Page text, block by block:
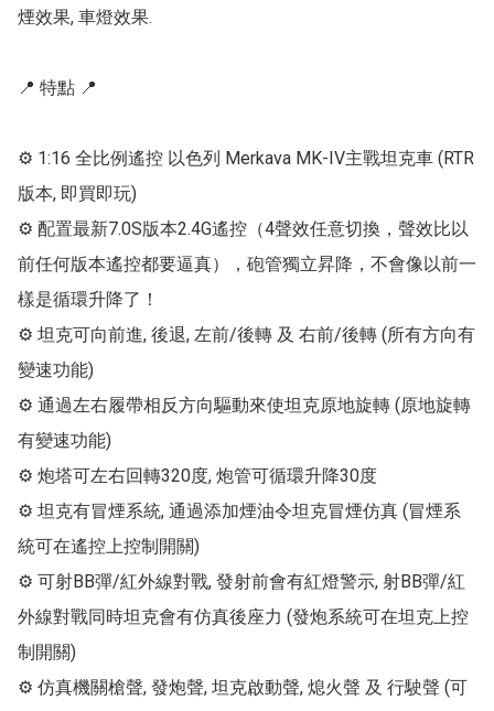
煙效果, 車燈效果.
📍 特點 📍
⚙ 1:16 全比例遙控 以色列 Merkava MK-IV主戰坦克車 (RTR
版本, 即買即玩)
⚙ 配置最新7.0S版本2.4G遙控（4聲效任意切換，聲效比以
前任何版本遙控都要逼真），砲管獨立昇降，不會像以前一
樣是循環升降了！
⚙ 坦克可向前進, 後退, 左前/後轉 及 右前/後轉 (所有方向有
變速功能)
⚙ 通過左右履帶相反方向驅動來使坦克原地旋轉 (原地旋轉
有變速功能)
⚙ 炮塔可左右回轉320度, 炮管可循環升降30度
⚙ 坦克有冒煙系統, 通過添加煙油令坦克冒煙仿真 (冒煙系
統可在遙控上控制開關)
⚙ 可射BB彈/紅外線對戰, 發射前會有紅燈警示, 射BB彈/紅
外線對戰同時坦克會有仿真後座力 (發炮系統可在坦克上控
制開關)
⚙ 仿真機關槍聲, 發炮聲, 坦克啟動聲, 熄火聲 及 行駛聲 (可